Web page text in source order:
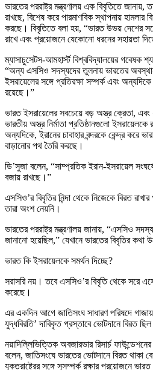
ভারতের পররাষ্ট্র মন্ত্রণালয় এক বিবৃতিতে জানায়,
রাখছে, বিশেষ করে পারমাণবিক স্থাপনায় হামলার
করছে। বিবৃতিতে বলা হয়, “ভারত উভয় দেশের
রাখে এবং প্রয়োজনে যেকোনো ধরনের সহায়তা
ম্যাসাচুসেটস-আমহার্স্ট বিশ্ববিদ্যালয়ের গবেষক
“অন্য এসসিও সদস্যদের তুলনায় ভারতের
ইসরায়েলের সঙ্গে প্রতিরক্ষা সম্পর্ক এবং
রয়েছে।”
ভারত ইসরায়েলের সবচেয়ে বড় অস্ত্র ক্রেতা,
ভারতীয় অস্ত্র নির্মাতা প্রতিষ্ঠানগুলো
অন্যদিকে, ইরানের চাবাহার বন্দরকে কেন্দ্র করে
বাড়ানোর পথ তৈরি করছে।
ডি’সুজা বলেন, “সাম্প্রতিক ইরান-ইসরায়েল
বজায় রাখছে।”
এসসিও’র বিবৃতির নিন্দা থেকে নিজেকে বিরত
তারা অংশ নেয়নি।
ভারতের পররাষ্ট্র মন্ত্রণালয় জানায়, “এসসিও
জানানো হয়েছিল,” যেখানে ভারতের বিবৃতির কথা
ভারত কি ইসরায়েলকে সমর্থন দিচ্ছে?
সরাসরি নয়। তবে এসসিও’র বিবৃতি থেকে সরে
করেছে।
এর একদিন আগে জাতিসংঘ সাধারণ পরিষদে গাজায়
যুদ্ধবিরতি’ দাবিকৃত প্রস্তাবে ভোটদানে বিরত
নয়াদিল্লিভিত্তিক অবজারভার রিসার্চ
বলেন, জাতিসংঘে ভারতের ভোটদানে বিরত
যুক্তরাষ্ট্রের সঙ্গে সুসম্পর্ক রক্ষার প্রয়োজনে